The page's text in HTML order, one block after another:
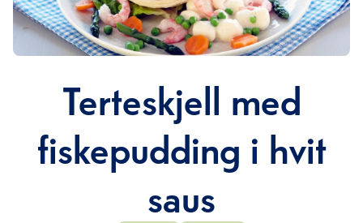
Terteskjell med
fiskepudding i hvit
saus